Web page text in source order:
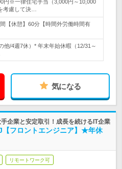
円※一律住宅手当（3,000円～10,000
考慮して決…
【休憩】60分【時間外労働時間有
他/4週7休）* 年末年始休暇（12/31～
気になる
企業と安定取引！成長を続けるIT企業
【フロントエンジニア】★年休
リモートワーク可